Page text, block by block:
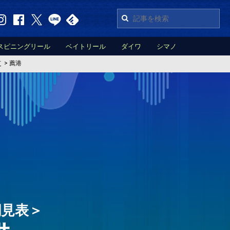
ピニングリール ベイトリール ダイワ シマノ
> 薦港
表＞